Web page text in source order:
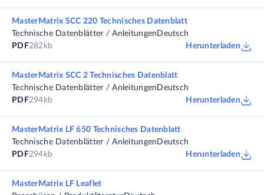
MasterMatrix SCC 220 Technisches Datenblatt
Technische Datenblätter / Anleitungen Deutsch
PDF282kb Herunterladen
MasterMatrix SCC 2 Technisches Datenblatt
Technische Datenblätter / Anleitungen Deutsch
PDF294kb Herunterladen
MasterMatrix LF 650 Technisches Datenblatt
Technische Datenblätter / Anleitungen Deutsch
PDF294kb Herunterladen
MasterMatrix LF Leaflet